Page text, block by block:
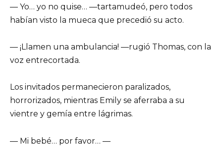
— Yo… yo no quise… —tartamudeó, pero todos
habían visto la mueca que precedió su acto.
— ¡Llamen una ambulancia! —rugió Thomas, con la
voz entrecortada.
Los invitados permanecieron paralizados,
horrorizados, mientras Emily se aferraba a su
vientre y gemía entre lágrimas.
— Mi bebé… por favor… —